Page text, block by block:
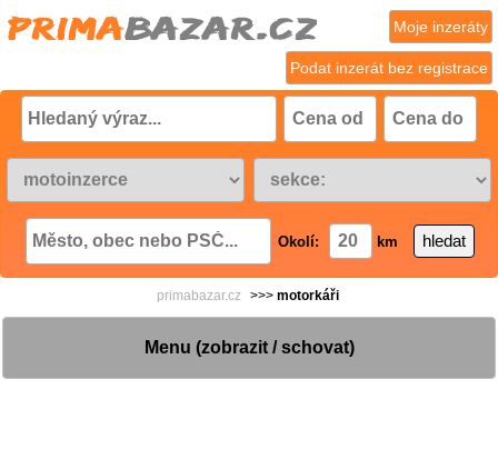
Podat inzerát bez registrace
Moje inzeráty
Okolí: km
primabazar.cz >>> motorkáři
Menu (zobrazit / schovat)